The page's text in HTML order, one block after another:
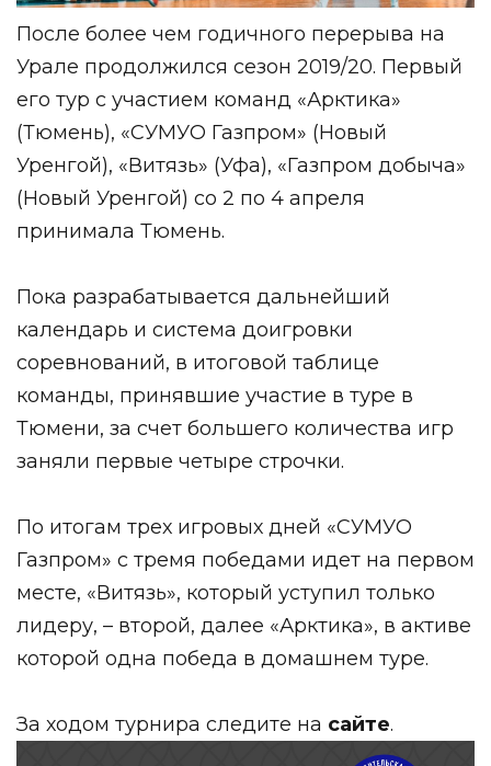
После более чем годичного перерыва на
Урале продолжился сезон 2019/20. Первый
его тур с участием команд «Арктика»
(Тюмень), «СУМУО Газпром» (Новый
Уренгой), «Витязь» (Уфа), «Газпром добыча»
(Новый Уренгой) со 2 по 4 апреля
принимала Тюмень.
Пока разрабатывается дальнейший
календарь и система доигровки
соревнований, в итоговой таблице
команды, принявшие участие в туре в
Тюмени, за счет большего количества игр
заняли первые четыре строчки.
По итогам трех игровых дней «СУМУО
Газпром» с тремя победами идет на первом
месте, «Витязь», который уступил только
лидеру, – второй, далее «Арктика», в активе
которой одна победа в домашнем туре.
За ходом турнира следите на сайте.